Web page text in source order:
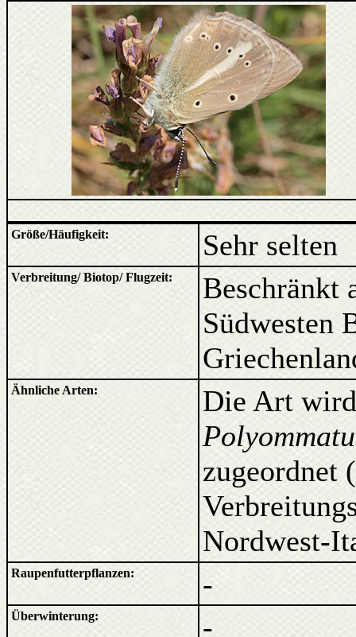
Größe/Häufigkeit: Sehr selten
Verbreitung/ Biotop/ Flugzeit:
Beschränkt
Südwesten
Ähnliche Arten:
Die Art
zugeordnet
Nordwest-
Raupenfutterpflanzen: -
Überwinterung: -